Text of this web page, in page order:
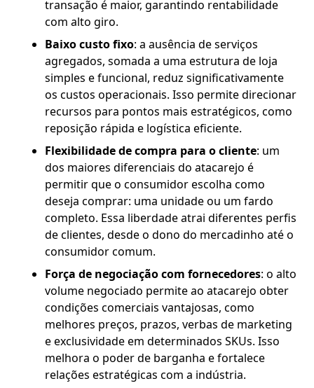
transação é maior, garantindo rentabilidade
com alto giro.
Baixo custo fixo: a ausência de serviços
agregados, somada a uma estrutura de loja
simples e funcional, reduz significativamente
os custos operacionais. Isso permite direcionar
recursos para pontos mais estratégicos, como
reposição rápida e logística eficiente.
Flexibilidade de compra para o cliente: um
dos maiores diferenciais do atacarejo é
permitir que o consumidor escolha como
deseja comprar: uma unidade ou um fardo
completo. Essa liberdade atrai diferentes perfis
de clientes, desde o dono do mercadinho até o
consumidor comum.
Força de negociação com fornecedores: o alto
volume negociado permite ao atacarejo obter
condições comerciais vantajosas, como
melhores preços, prazos, verbas de marketing
e exclusividade em determinados SKUs. Isso
melhora o poder de barganha e fortalece
relações estratégicas com a indústria.